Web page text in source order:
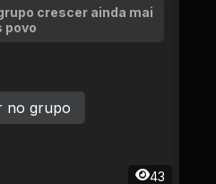
crescer ainda mai
povo
43
no grupo